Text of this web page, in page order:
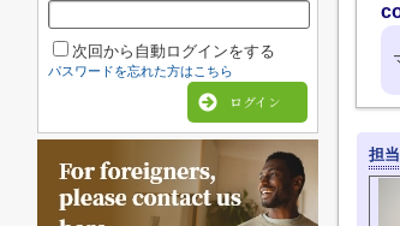
担
次回から自動ログインをする
パスワードを忘れた方はこちら
ログイン